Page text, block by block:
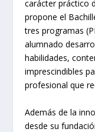
carácter práctico
propone el
tres programas
alumnado
habilidades,
imprescindibles
profesional que
Además de la
desde su